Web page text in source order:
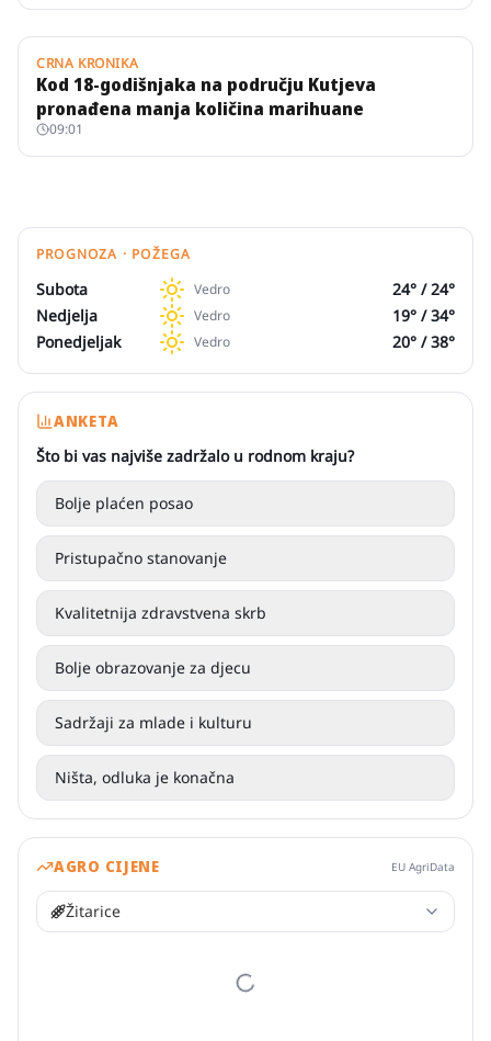
CRNA KRONIKA
Kod 18-godišnjaka na području Kutjeva
pronađena manja količina marihuane
09:01
PROGNOZA · POŽEGA
Subota Vedro 24° /24°
Nedjelja
Vedro 19° /34°
Ponedjeljak
Vedro 20° /38°
ANKETA
Što bi vas najviše zadržalo u rodnom kraju?
Bolje plaćen posao
Pristupačno stanovanje
Kvalitetnija zdravstvena skrb
Bolje obrazovanje za djecu
Sadržaji za mlade i kulturu
Ništa, odluka je konačna
AGRO CIJENE EU AgriData
Žitarice